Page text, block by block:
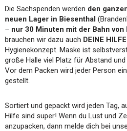
Die Sachspenden werden den
neuen Lager in Biesenthal
– nur 30 Minuten mit der Bahn
brauchen wir dazu auch DEINE
Hygienekonzept. Maske ist
große Halle viel Platz für Abstand
Vor dem Packen wird jeder Person
gestellt.
Sortiert und gepackt wird jeden Tag,
Hilfe sind super! Wenn du Lust und
anzupacken, dann melde dich bei